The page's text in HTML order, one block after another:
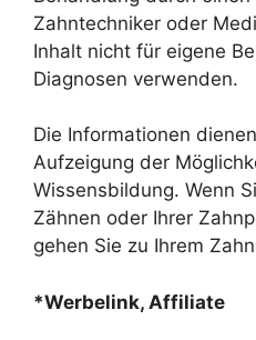
Zahntechniker oder
Inhalt nicht für eigene
Diagnosen verwenden.
Die Informationen
Aufzeigung der
Wissensbildung. Wenn
Zähnen oder Ihrer
gehen Sie zu Ihrem
*Werbelink, Affiliate